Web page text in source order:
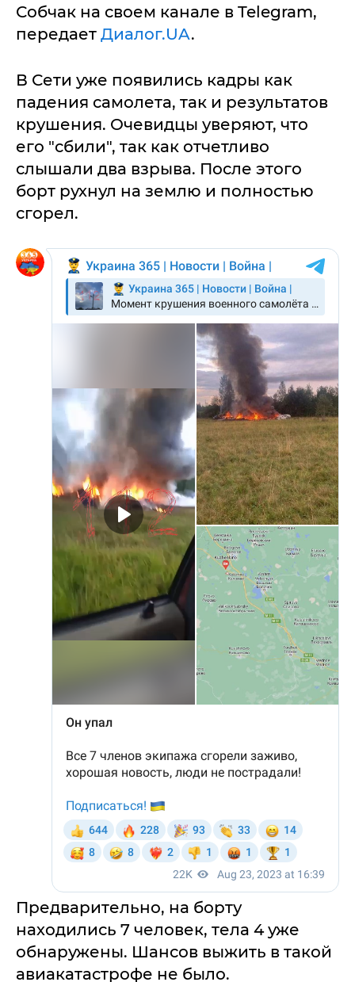
Собчак на своем канале в Telegram,
передает Диалог.UA.
В Сети уже появились кадры как
падения самолета, так и результатов
крушения. Очевидцы уверяют, что
его "сбили", так как отчетливо
слышали два взрыва. После этого
борт рухнул на землю и полностью
сгорел.
Предварительно, на борту
находились 7 человек, тела 4 уже
обнаружены. Шансов выжить в такой
авиакатастрофе не было.